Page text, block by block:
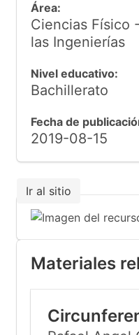
Área:
Ciencias Físico
las Ingenierías
Nivel educativo:
Bachillerato
Fecha de
2019-08-15
Ir al sitio
Materiales